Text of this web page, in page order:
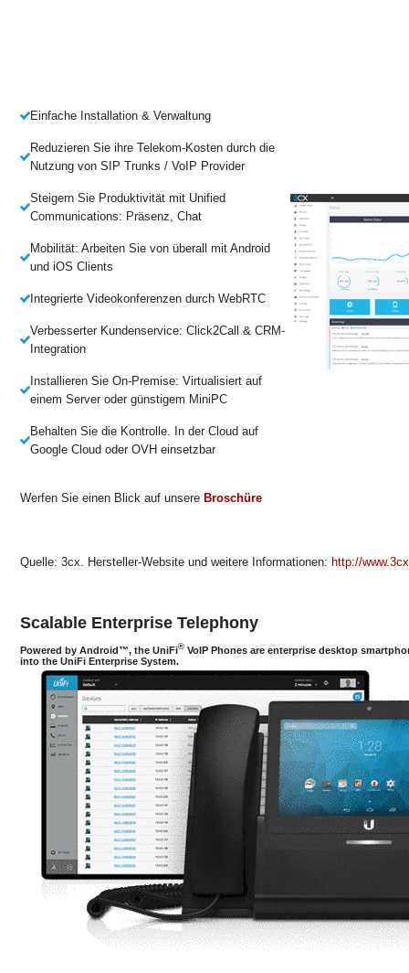
Einfache Installation & Verwaltung
Reduzieren Sie ihre Telekom-Kosten durch die
Nutzung von SIP Trunks / VoIP Provider
Steigern Sie Produktivität mit Unified
Communications: Präsenz, Chat
Mobilität: Arbeiten Sie von überall mit Android
und iOS Clients
Integrierte Videokonferenzen durch WebRTC
Verbesserter Kundenservice: Click2Call & CRM-
Integration
Installieren Sie On-Premise: Virtualisiert auf
einem Server oder günstigem MiniPC
Behalten Sie die Kontrolle. In der Cloud auf
Google Cloud oder OVH einsetzbar
Werfen Sie einen Blick auf unsere Broschüre
Quelle: 3cx. Hersteller-Website und weitere Informationen: http://
Scalable Enterprise Telephony
Powered by Android™, the UniFi® VoIP Phones are enterprise desktop
into the UniFi Enterprise System.